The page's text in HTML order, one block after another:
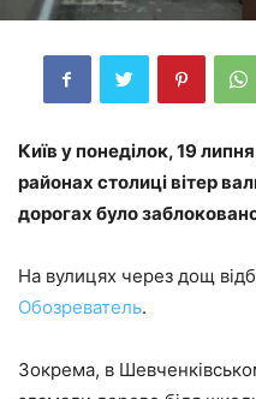
Київ у понеділок, 19
районах столиці вітер
дорогах було
На вулицях через дощ
Обозреватель.
Зокрема, в